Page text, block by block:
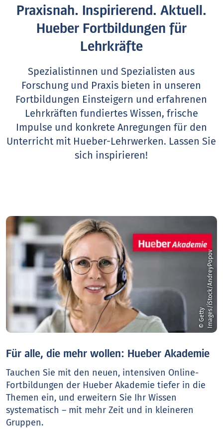
Praxisnah. Inspirierend. Aktuell.
Hueber Fortbildungen für
Lehrkräfte
Spezialistinnen und Spezialisten aus
Forschung und Praxis bieten in unseren
Fortbildungen Einsteigern und erfahrenen
Lehrkräften fundiertes Wissen, frische
Impulse und konkrete Anregungen für den
Unterricht mit Hueber-Lehrwerken. Lassen Sie
sich inspirieren!
©
G
e
t
t
y
I
m
a
g
e
s
/
i
S
t
o
c
k
/
A
n
d
r
e
y
P
o
p
ov
Für alle, die mehr wollen: Hueber Akademie
Tauchen Sie mit den neuen, intensiven Online-
Fortbildungen der Hueber Akademie tiefer in die
Themen ein, und erweitern Sie Ihr Wissen
systematisch – mit mehr Zeit und in kleineren
Gruppen.